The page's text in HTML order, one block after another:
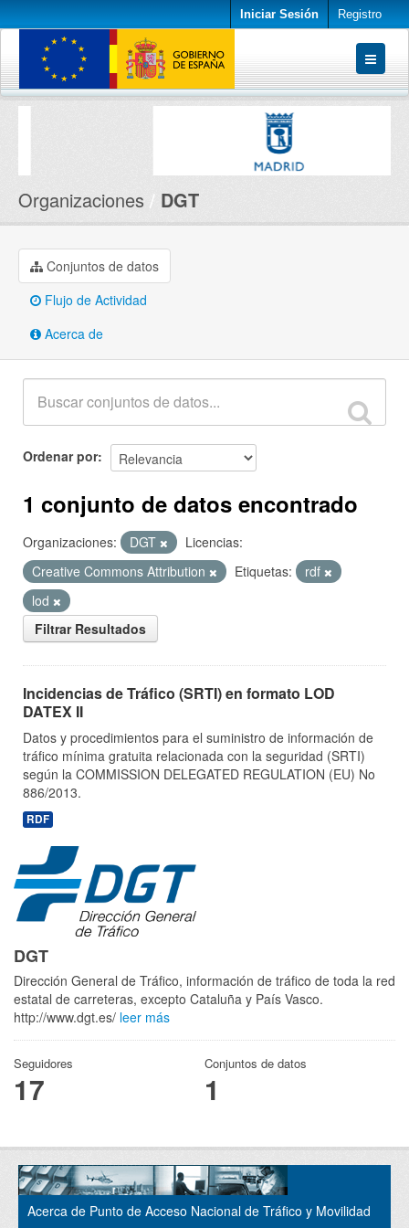
Iniciar Sesión Registro
Conjuntos de datos
Organizaciones DGT
Conjuntos de datos
Flujo de Actividad
Acerca de
Ordenar por
1 conjunto de datos encontrado
Organizaciones: DGT
Licencias:
Creative Commons Attribution
Etiquetas:
rdf
lod
Filtrar Resultados
Incidencias de Tráfico (SRTI) en formato LOD
DATEX II
Datos y procedimientos para el suministro de información de
tráfico mínima gratuita relacionada con la seguridad (SRTI)
según la COMMISSION DELEGATED REGULATION (EU) No
886/2013.
RDF
DGT
Dirección General de Tráfico, información de tráfico de toda la red
estatal de carreteras, excepto Cataluña y País Vasco.
http://www.dgt.es/ leer más
Seguidores
17
Conjuntos de datos
1
Acerca de Punto de Acceso Nacional de Tráfico y Movilidad